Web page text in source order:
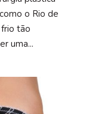
o Rio de
tão
uma...